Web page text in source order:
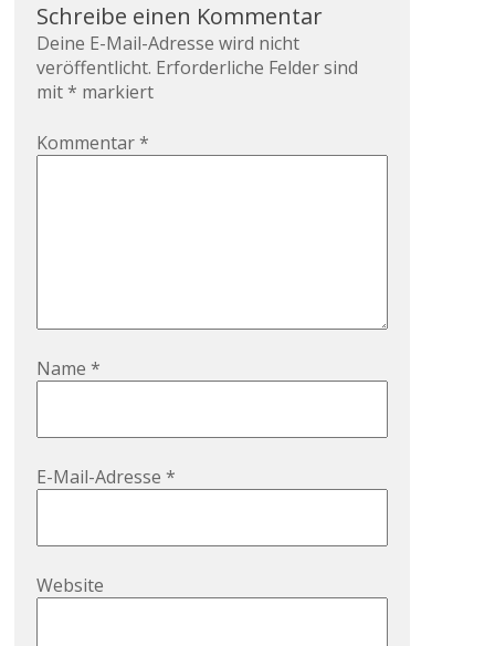
Schreibe einen Kommentar
Deine E-Mail-Adresse wird nicht
veröffentlicht. Erforderliche Felder sind
mit* markiert
Kommentar*
Name*
E-Mail-Adresse*
Website